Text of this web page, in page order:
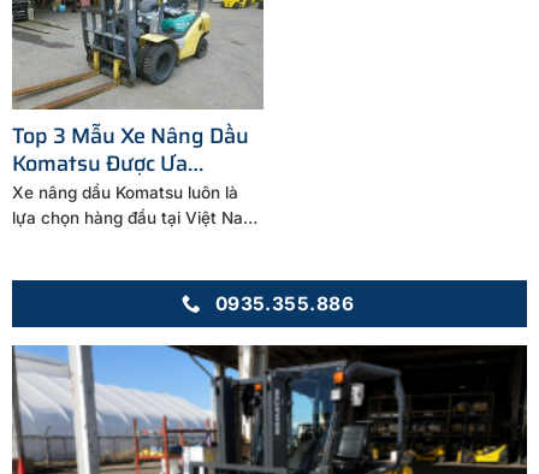
Top 3 Mẫu Xe Nâng Dầu
Komatsu Được Ưa
Chuộng: FD30C-16,
FD25T-17, FD25C-15
Xe nâng dầu Komatsu luôn là
lựa chọn hàng đầu tại Việt Nam
0935.355.886